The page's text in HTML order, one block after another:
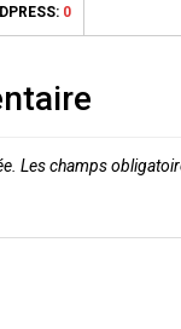
0
Les champs